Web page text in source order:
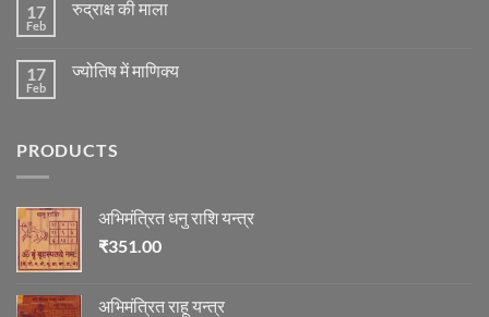
के
अनुसार
विचार
रोग
ज्योतिष
17
Feb
रुद्राक्ष की माला
रुद्राक्ष
17
Feb
ज्योतिष में माणिक्य
में
PRODUCTS
अभिमंत्रित धनु राशि यन्त्र
₹351.00
अभिमंत्रित राहू यन्त्र